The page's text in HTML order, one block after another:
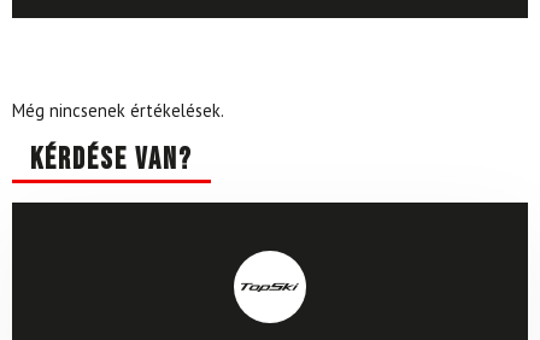
Még nincsenek értékelések.
Kérdése van?